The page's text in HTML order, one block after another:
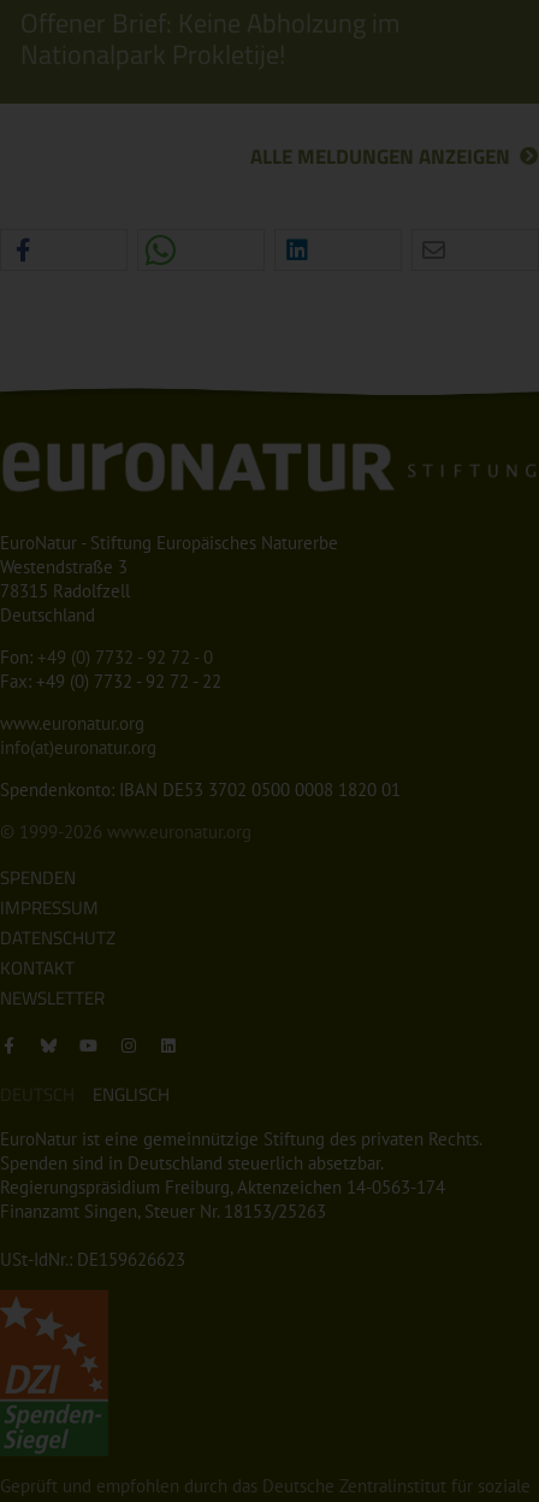
Offener Brief: Keine Abholzung im
Nationalpark Prokletije!
ALLE MELDUNGEN ANZEIGEN
EuroNatur - Stiftung Europäisches Naturerbe
Westendstraße 3
78315 Radolfzell
Deutschland
Fon: +49 (0) 7732 - 92 72 - 0
Fax: +49 (0) 7732 - 92 72 - 22
www.euronatur.org
info(at)euronatur.org
Spendenkonto: IBAN DE53 3702 0500 0008 1820 01
© 1999-2026 www.euronatur.org
SPENDEN
IMPRESSUM
DATENSCHUTZ
KONTAKT
NEWSLETTER
DEUTSCH ENGLISCH
EuroNatur ist eine gemeinnützige Stiftung des privaten Rechts.
Spenden sind in Deutschland steuerlich absetzbar.
Regierungspräsidium Freiburg, Aktenzeichen 14-0563-174
Finanzamt Singen, Steuer Nr. 18153/25263
USt-IdNr.: DE159626623
Geprüft und empfohlen durch das Deutsche Zentralinstitut für soziale